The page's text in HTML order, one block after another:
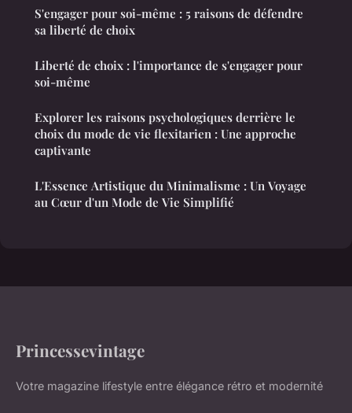
S'engager pour soi-même : 5 raisons de défendre
sa liberté de choix
Liberté de choix : l'importance de s'engager pour
soi-même
Explorer les raisons psychologiques derrière le
choix du mode de vie flexitarien : Une approche
captivante
L'Essence Artistique du Minimalisme : Un Voyage
au Cœur d'un Mode de Vie Simplifié
Princessevintage
Votre magazine lifestyle entre élégance rétro et modernité